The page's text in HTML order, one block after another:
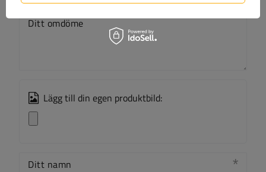
Ditt omdöme
Lägg till din egen produktbild:
Ditt namn